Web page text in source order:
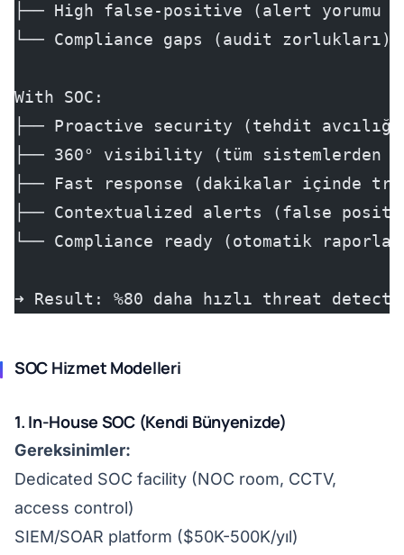
├── High false-positive (alert yorumu
└── Compliance gaps (audit zorlukları)
With SOC:
├── Proactive security (tehdit
├── 360° visibility (tüm sistemlerden
├── Fast response (dakikalar içinde
├── Contextualized alerts (false
└── Compliance ready (otomatik
➜ Result: %80 daha hızlı threat
SOC Hizmet Modelleri
1. In-House SOC (Kendi Bünyenizde)
Gereksinimler:
Dedicated SOC facility (NOC room, CCTV,
access control)
SIEM/SOAR platform ($50K-500K/yıl)